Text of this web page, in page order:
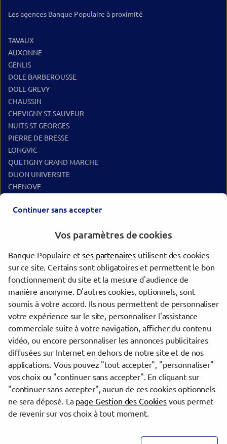
Les agences Banque Populaire à proximité
TAVAUX
AUXONNE
GENLIS
DOLE BARBEROUSSE
DOLE GREVY
CHAUSSIN
CHEVIGNY ST SAUVEUR
NUITS ST GEORGES
PIERRE DE BRESSE
LONGVIC
QUETIGNY GRAND MARCHE
DIJON UNIVERSITE
CHENOVE
DIJON TREMOUILLE
Les agences Banque Populaire dans les villes à proximité
Dole
Dijon
Beaune
Chalon-sur-Saône
Trouver une agence Banque Populaire
Côte-d'Or
Saint-Jean-de-Losne
ST JEAN DE LOSNE
evermaps ©
Continuer sans accepter
Vos paramètres de cookies
Banque Populaire etses partenaires utilisent des cookies
sur ce site. Certains sont obligatoires et permettent le bon
fonctionnement du site et la mesure d'audience de
manière anonyme. D'autres cookies, optionnels, sont
soumis à votre accord. Ils nous permettent de personnaliser
votre expérience sur le site, personnaliser l'assistance
commerciale suite à votre navigation, afficher du contenu
vidéo, ou encore personnaliser les annonces publicitaires
diffusées sur Internet en dehors de notre site et de nos
applications. Vous pouvez "tout accepter", "personnaliser"
vos choix ou "continuer sans accepter". En cliquant sur
"continuer sans accepter", aucun de ces cookies optionnels
ne sera déposé. La page Gestion des Cookiesvous permet
de revenir sur vos choix à tout moment.